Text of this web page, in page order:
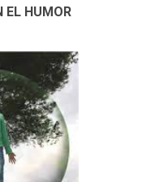
EL HUMOR